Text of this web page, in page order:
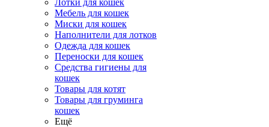
Лотки для кошек
Мебель для кошек
Миски для кошек
Наполнители для лотков
Одежда для кошек
Переноски для кошек
Средства гигиены для
кошек
Товары для котят
Товары для груминга
кошек
Ещё